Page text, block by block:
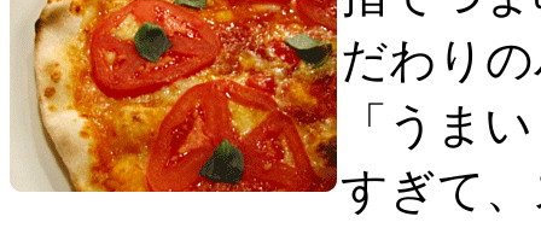
だわり
「うま
すぎて